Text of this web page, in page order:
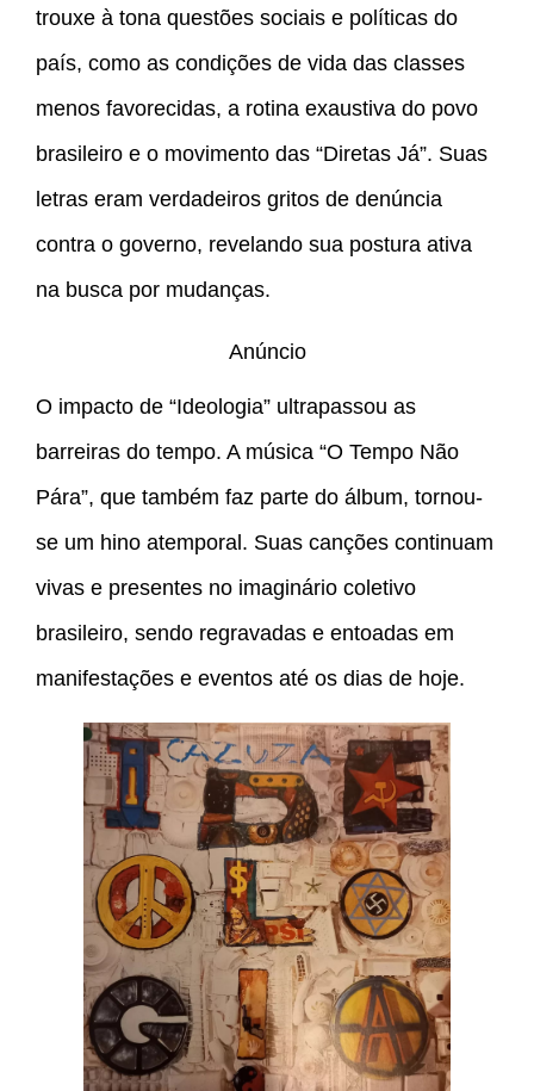
trouxe à tona questões sociais e políticas do
país, como as condições de vida das classes
menos favorecidas, a rotina exaustiva do povo
brasileiro e o movimento das “Diretas Já”. Suas
letras eram verdadeiros gritos de denúncia
contra o governo, revelando sua postura ativa
na busca por mudanças.
Anúncio
O impacto de “Ideologia” ultrapassou as
barreiras do tempo. A música “O Tempo Não
Pára”, que também faz parte do álbum, tornou-
se um hino atemporal. Suas canções continuam
vivas e presentes no imaginário coletivo
brasileiro, sendo regravadas e entoadas em
manifestações e eventos até os dias de hoje.